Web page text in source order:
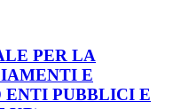
PER LA
E
ENTI PUBBLICI E